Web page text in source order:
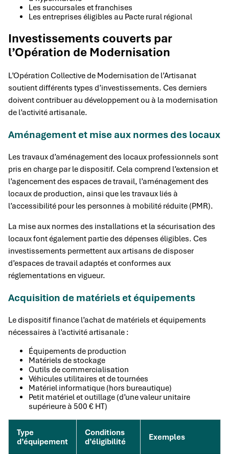
Les succursales et franchises
Les entreprises éligibles au Pacte rural régional
Investissements couverts par
l’Opération de Modernisation
L’Opération Collective de Modernisation de l’Artisanat
soutient différents types d’investissements. Ces derniers
doivent contribuer au développement ou à la modernisation
de l’activité artisanale.
Aménagement et mise aux normes des locaux
Les travaux d’aménagement des locaux professionnels sont
pris en charge par le dispositif. Cela comprend l’extension et
l’agencement des espaces de travail, l’aménagement des
locaux de production, ainsi que les travaux liés à
l’accessibilité pour les personnes à mobilité réduite (PMR).
La mise aux normes des installations et la sécurisation des
locaux font également partie des dépenses éligibles. Ces
investissements permettent aux artisans de disposer
d’espaces de travail adaptés et conformes aux
réglementations en vigueur.
Acquisition de matériels et équipements
Le dispositif finance l’achat de matériels et équipements
nécessaires à l’activité artisanale :
Équipements de production
Matériels de stockage
Outils de commercialisation
Véhicules utilitaires et de tournées
Matériel informatique (hors bureautique)
Petit matériel et outillage (d’une valeur unitaire
supérieure à 500 € HT)
Type
d’équipement
Conditions
d’éligibilité
Exemples